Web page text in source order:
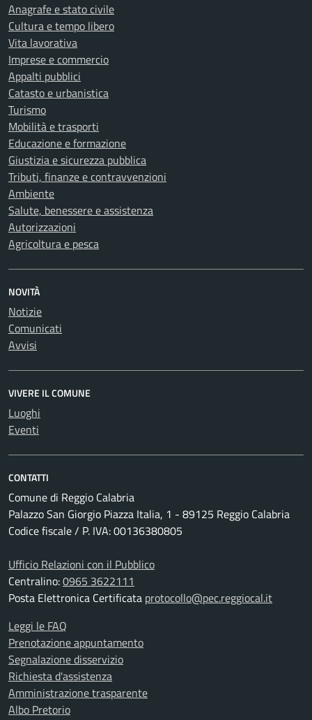
Anagrafe e stato civile
Cultura e tempo libero
Vita lavorativa
Imprese e commercio
Appalti pubblici
Catasto e urbanistica
Turismo
Mobilità e trasporti
Educazione e formazione
Giustizia e sicurezza pubblica
Tributi, finanze e contravvenzioni
Ambiente
Salute, benessere e assistenza
Autorizzazioni
Agricoltura e pesca
NOVITÀ
Notizie
Comunicati
Avvisi
VIVERE IL COMUNE
Luoghi
Eventi
CONTATTI
Comune di Reggio Calabria
Palazzo San Giorgio Piazza Italia, 1 - 89125 Reggio Calabria
Codice fiscale / P. IVA: 00136380805
Ufficio Relazioni con il Pubblico
Centralino:0965 3622111
Posta Elettronica Certificata protocollo@pec.reggiocal.it
Leggi le FAQ
Prenotazione appuntamento
Segnalazione disservizio
Richiesta d'assistenza
Amministrazione trasparente
Albo Pretorio